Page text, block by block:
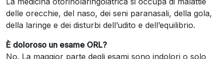
delle orecchie, del naso, dei seni paranasali, della gola,
della laringe e dei disturbi dell’udito e dell’equilibrio.
È doloroso un esame ORL?
No. La maggior parte degli esami sono indolori o solo